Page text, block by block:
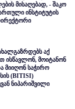
მისაღებად, - შაკო
ინსტიტუტის
აქ
ისწავლონ, მოიტანონ
მიიღონ საჭირო
(BITISI)
ნიპარიშვილი